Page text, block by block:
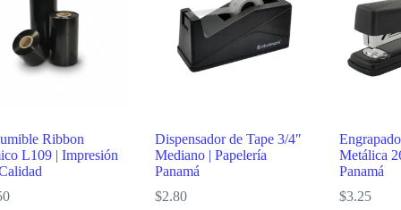
Ribbon
L109 | Impresión
Dispensador de Tape 3/4″
Mediano | Papelería
Panamá
$2.80
Metálica
Panamá
$3.25